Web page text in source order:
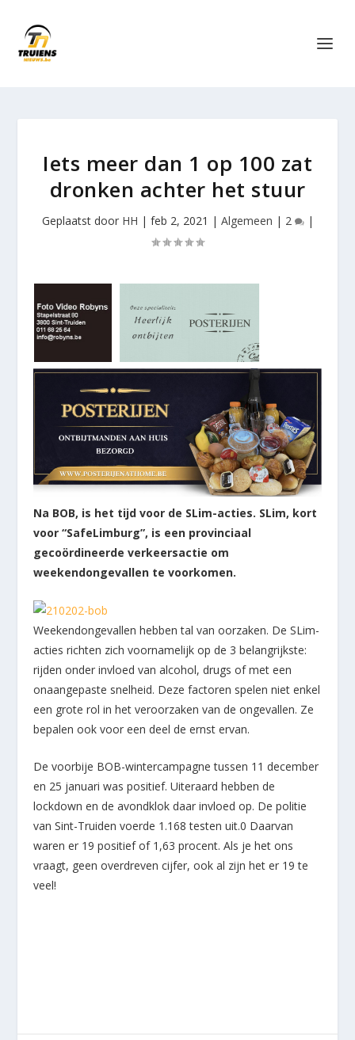
Iets meer dan 1 op 100 zat
dronken achter het stuur
Geplaatst door HH | feb 2, 2021 | Algemeen | 2 |
Na BOB, is het tijd voor de SLim-acties. SLim, kort
voor “SafeLimburg”, is een provinciaal
gecoördineerde verkeersactie om
weekendongevallen te voorkomen.
Weekendongevallen hebben tal van oorzaken. De SLim-
acties richten zich voornamelijk op de 3 belangrijkste:
rijden onder invloed van alcohol, drugs of met een
onaangepaste snelheid. Deze factoren spelen niet enkel
een grote rol in het veroorzaken van de ongevallen. Ze
bepalen ook voor een deel de ernst ervan.
De voorbije BOB-wintercampagne tussen 11 december
en 25 januari was positief. Uiteraard hebben de
lockdown en de avondklok daar invloed op. De politie
van Sint-Truiden voerde 1.168 testen uit.0 Daarvan
waren er 19 positief of 1,63 procent. Als je het ons
vraagt, geen overdreven cijfer, ook al zijn het er 19 te
veel!